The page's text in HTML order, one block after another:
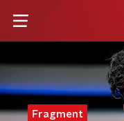
Fragment